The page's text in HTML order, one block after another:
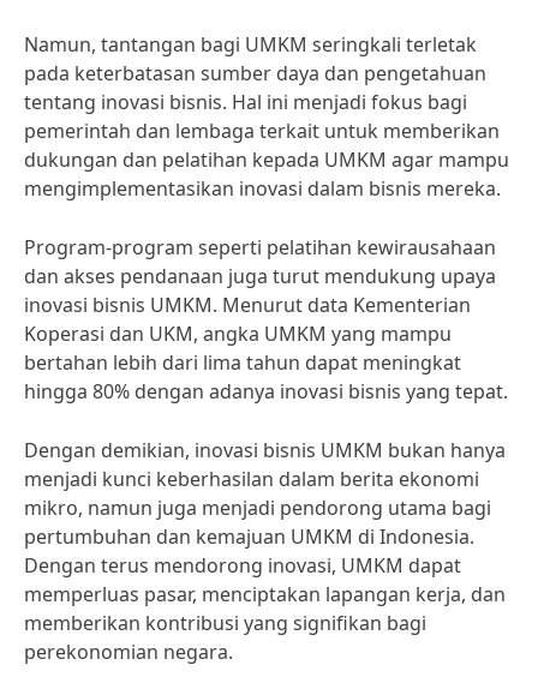
Namun, tantangan bagi UMKM seringkali terletak
pada keterbatasan sumber daya dan pengetahuan
tentang inovasi bisnis. Hal ini menjadi fokus bagi
pemerintah dan lembaga terkait untuk memberikan
dukungan dan pelatihan kepada UMKM agar mampu
mengimplementasikan inovasi dalam bisnis mereka.
Program-program seperti pelatihan kewirausahaan
dan akses pendanaan juga turut mendukung upaya
inovasi bisnis UMKM. Menurut data Kementerian
Koperasi dan UKM, angka UMKM yang mampu
bertahan lebih dari lima tahun dapat meningkat
hingga 80% dengan adanya inovasi bisnis yang tepat.
Dengan demikian, inovasi bisnis UMKM bukan hanya
menjadi kunci keberhasilan dalam berita ekonomi
mikro, namun juga menjadi pendorong utama bagi
pertumbuhan dan kemajuan UMKM di Indonesia.
Dengan terus mendorong inovasi, UMKM dapat
memperluas pasar, menciptakan lapangan kerja, dan
memberikan kontribusi yang signifikan bagi
perekonomian negara.